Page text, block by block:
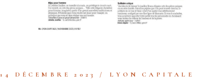
14 DÉCEMBRE 2023 LYON CAPITALE